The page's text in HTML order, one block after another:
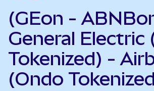
(GEon -
General Electric
Tokenized) -
(Ondo